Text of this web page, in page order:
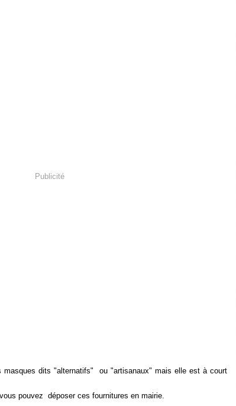
Publicité
masques dits "alternatifs" ou "artisanaux" mais elle est à court
pouvez déposer ces fournitures en mairie.